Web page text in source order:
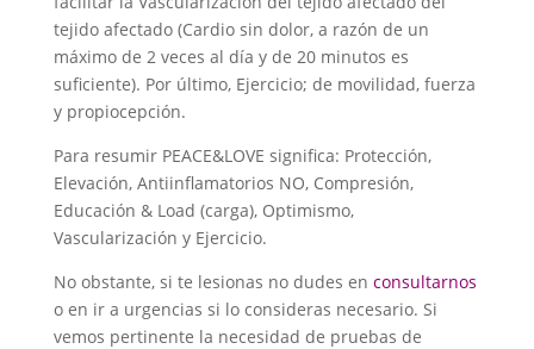
tejido afectado (Cardio sin dolor, a razón de un
máximo de 2 veces al día y de 20 minutos es
suficiente). Por último, Ejercicio; de movilidad, fuerza
y propiocepción.
Para resumir PEACE&LOVE significa: Protección,
Elevación, Antiinflamatorios NO, Compresión,
Educación & Load (carga), Optimismo,
Vascularización y Ejercicio.
No obstante, si te lesionas no dudes en consultarnos
o en ir a urgencias si lo consideras necesario. Si
vemos pertinente la necesidad de pruebas de